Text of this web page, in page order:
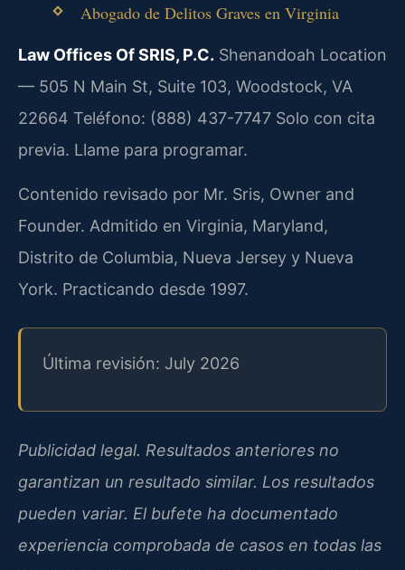
Abogado de Delitos Graves en Virginia
Law Offices Of SRIS, P.C. Shenandoah Location
— 505 N Main St, Suite 103, Woodstock, VA
22664 Teléfono: (888) 437-7747 Solo con cita
previa. Llame para programar.
Contenido revisado por Mr. Sris, Owner and
Founder. Admitido en Virginia, Maryland,
Distrito de Columbia, Nueva Jersey y Nueva
York. Practicando desde 1997.
Última revisión: July 2026
Publicidad legal. Resultados anteriores no
garantizan un resultado similar. Los resultados
pueden variar. El bufete ha documentado
experiencia comprobada de casos en todas las